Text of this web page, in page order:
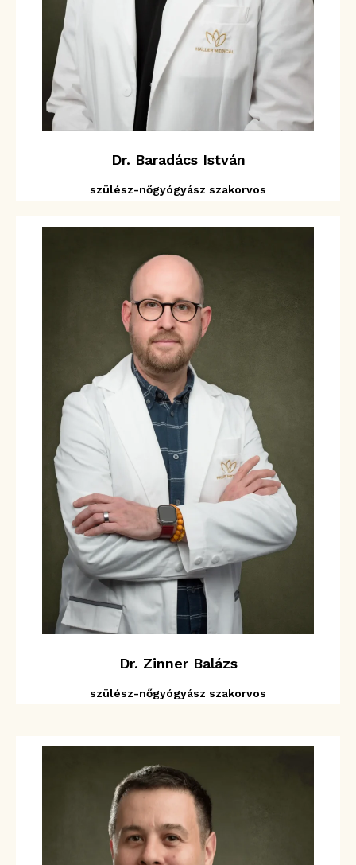
Dr. Baradács István
szülész-nőgyógyász szakorvos
Dr. Zinner Balázs
szülész-nőgyógyász szakorvos